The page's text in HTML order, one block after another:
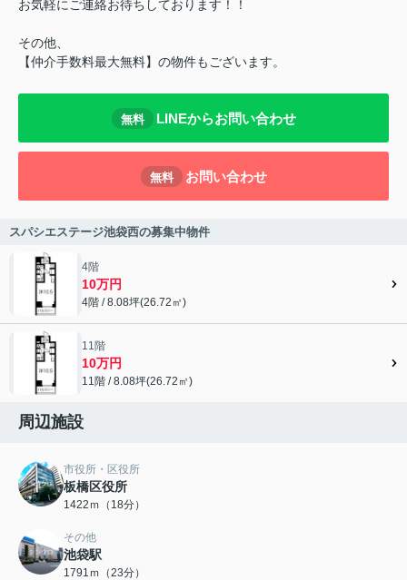
お気軽にご連絡お待ちしております！！
その他、
【仲介手数料最大無料】の物件もございます。
無料 LINEからお問い合わせ
無料 お問い合わせ
スパシエステージ池袋西の募集中物件
4階
10万円
4階 / 8.08坪(26.72㎡)
11階
10万円
11階 / 8.08坪(26.72㎡)
周辺施設
市役所・区役所
板橋区役所
1422ｍ（18分）
その他
池袋駅
1791ｍ（23分）